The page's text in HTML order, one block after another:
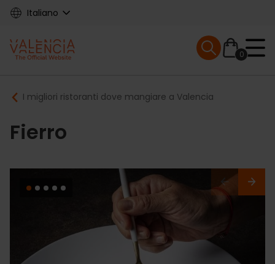
Skip
content
Italiano
Main
navigation
0
Mobile menu
Breadcrumb
I migliori ristoranti dove mangiare a Valencia
Fierro